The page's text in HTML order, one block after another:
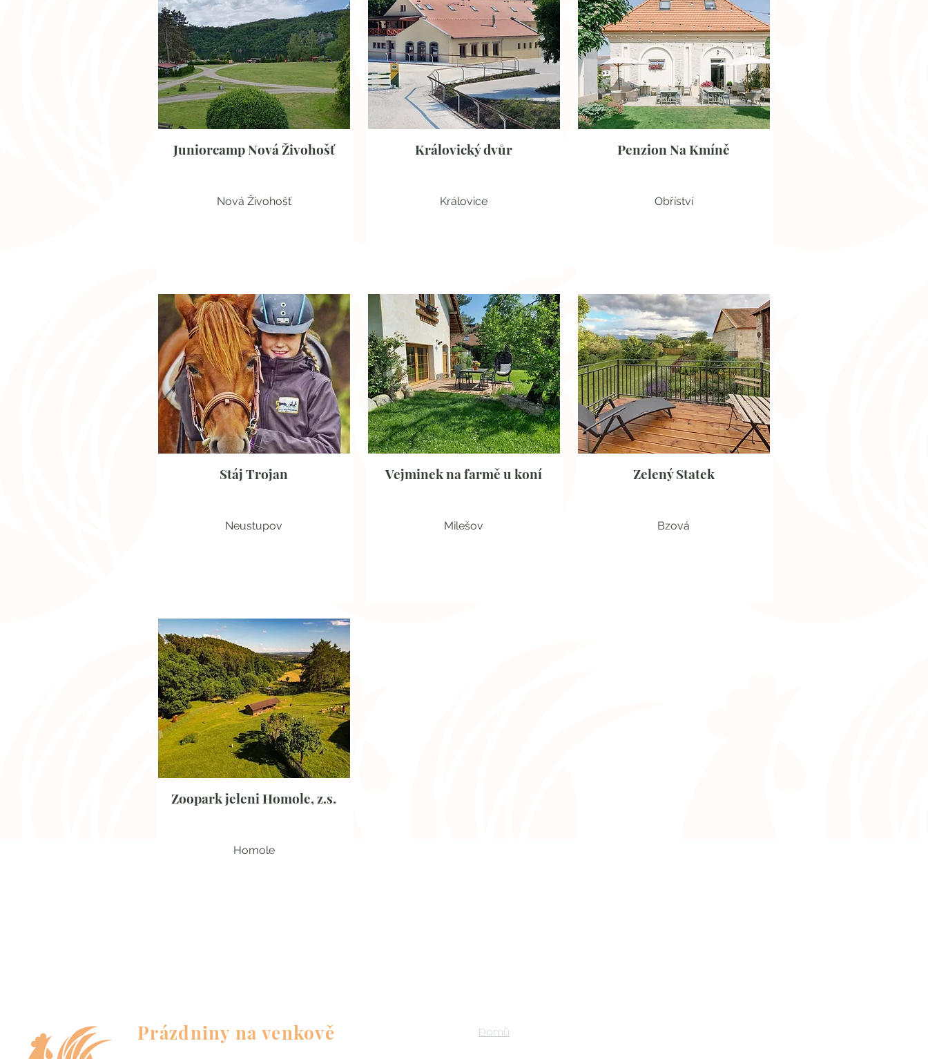
Juniorcamp Nová Živohošť
Nová Živohošť
Stáj Trojan
Neustupov
Zoopark jeleni Homole, z.s.
Homole
Královický dvůr
Královice
Vejminek na farmě u koní
Milešov
Penzion Na Kmíně
Obříství
Zelený Statek
Bzová
Prázdniny na venkově Domů